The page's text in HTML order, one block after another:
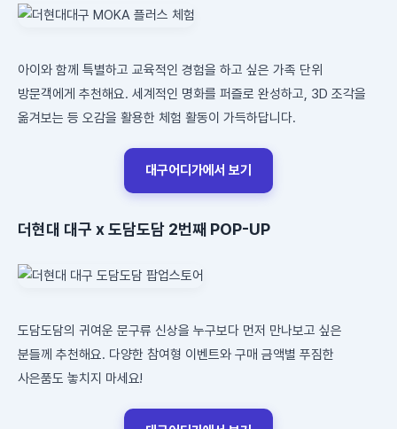
아이와 함께 특별하고 교육적인 경험을 하고 싶은 가족 단위
방문객에게 추천해요. 세계적인 명화를 퍼즐로 완성하고, 3D 조각을
옮겨보는 등 오감을 활용한 체험 활동이 가득하답니다.
대구어디가에서 보기
더현대 대구 x 도담도담 2번째 POP-UP
도담도담의 귀여운 문구류 신상을 누구보다 먼저 만나보고 싶은
분들께 추천해요. 다양한 참여형 이벤트와 구매 금액별 푸짐한
사은품도 놓치지 마세요!